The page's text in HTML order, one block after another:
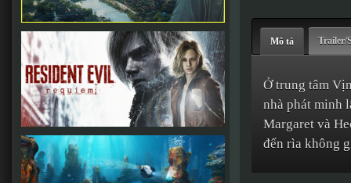
Mô tả Trailer/
Ở trung tâm
nhà phát minh
Margaret và
đến rìa không